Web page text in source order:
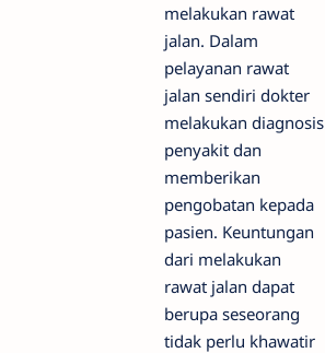
melakukan rawat
jalan. Dalam
pelayanan rawat
jalan sendiri dokter
melakukan diagnosis
penyakit dan
memberikan
pengobatan kepada
pasien. Keuntungan
dari melakukan
rawat jalan dapat
berupa seseorang
tidak perlu khawatir